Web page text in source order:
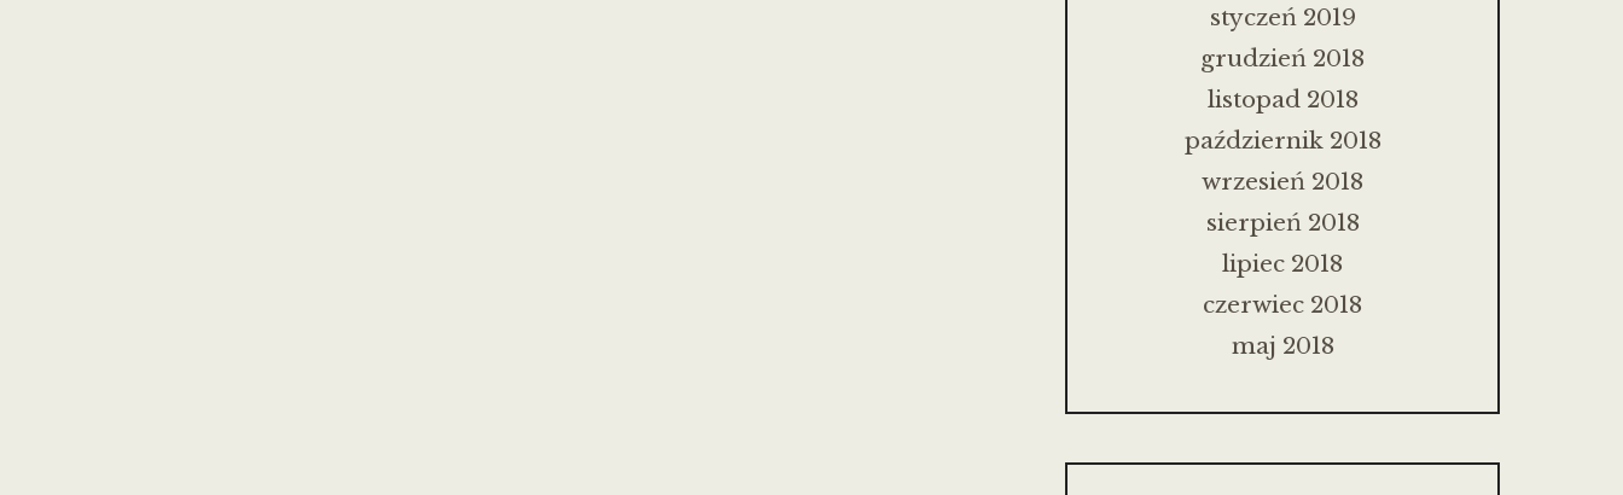
styczeń 2019
grudzień 2018
listopad 2018
październik 2018
wrzesień 2018
sierpień 2018
lipiec 2018
czerwiec 2018
maj 2018